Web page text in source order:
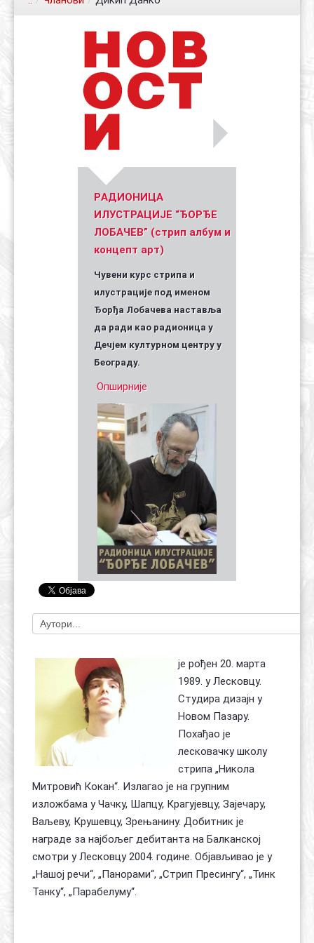
Уметник стрипа и духа Геза Шетет
(Биографија и стрипографија)
PАДИОНИЦА
ИЛУСТРАЦИЈЕ “ЂОРЂЕ
ЛОБАЧЕВ” (стрип албум и
концепт арт)
Чувени курс стрипа и
илустрације под именом
Ђорђа Лобачева наставља
да ради као радионица у
Дечјем културном центру у
Београду.
Опширније
је рођен 20. марта
1989. у Лесковцу.
Студира дизајн у
Новом Пазару.
Похађао је
лесковачку школу
стрипа „Никола
Митровић Кокан“. Излагао је на групним
изложбама у Чачку, Шапцу, Крагујевцу, Зајечару,
Ваљеву, Крушевцу, Зрењанину. Добитник је
награде за најбољег дебитанта на Балканској
смотри у Лесковцу 2004. године. Објављивао је у
„Нашој речи“, „Панорами“, „Стрип Пресингу“, „Тинк
Танку“, „Парабелуму“.